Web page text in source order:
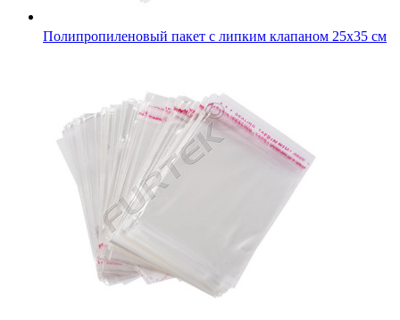
Полипропиленовый пакет с липким клапаном 25х35 см